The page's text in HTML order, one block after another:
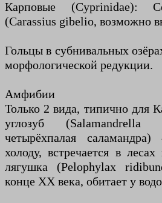
Карповые (Cyprinidae):
(Carassius gibelio, возможно
Гольцы в субнивальных
морфологической редукции.
Амфибии
Только 2 вида, типично для
углозуб
четырёхпалая
холоду, встречается в
лягушка (Pelophylax
конце XX века, обитает у